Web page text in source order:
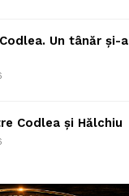
Un tânăr și-a
Codlea și Hălchiu